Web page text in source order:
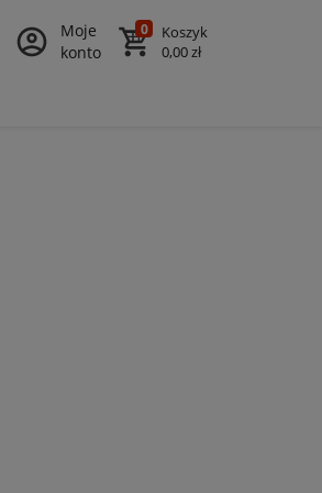
Moje
konto
0
Koszyk
0,00 zł